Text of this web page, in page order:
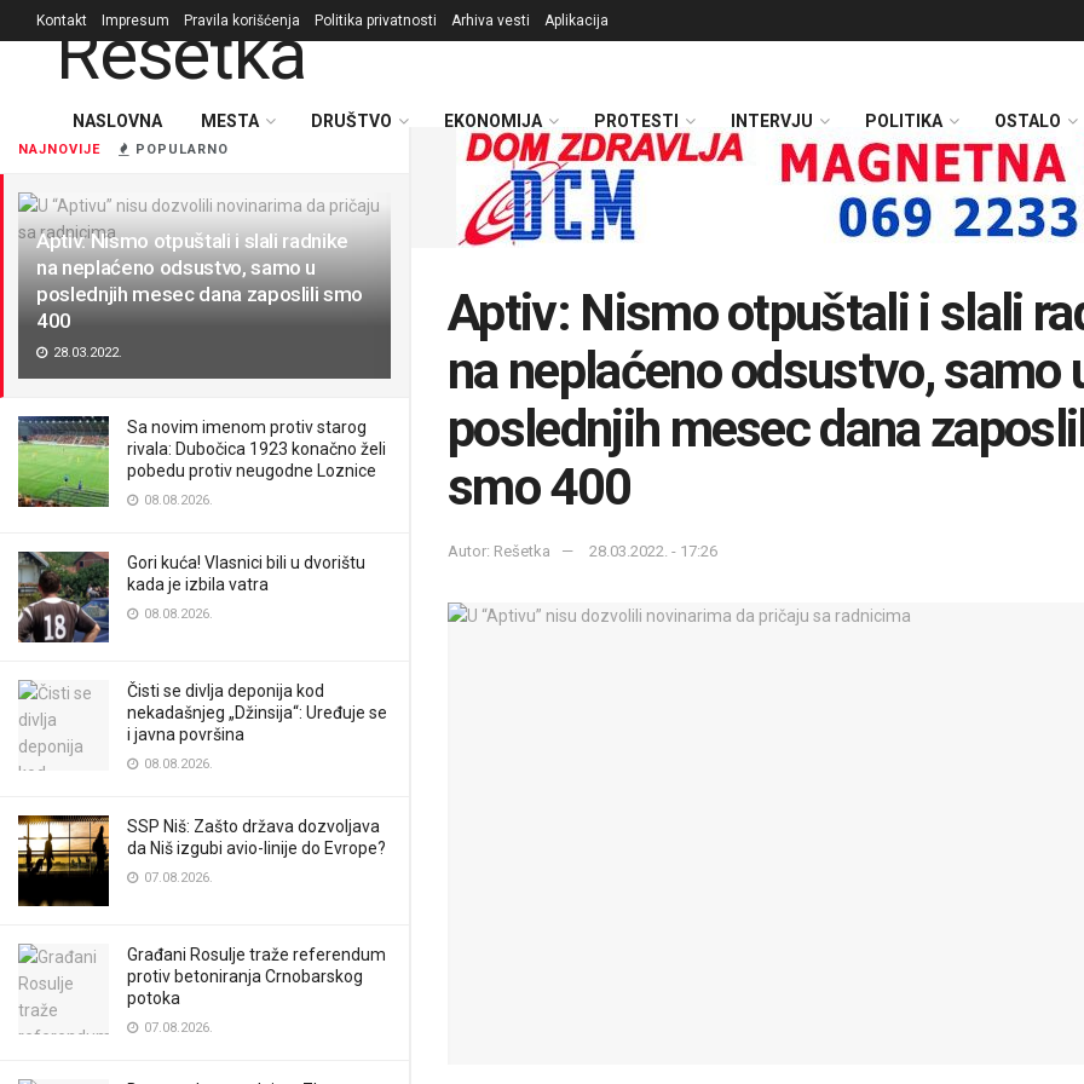
NAJNOVIJE POPULARNO
Aptiv: Nismo otpuštali i slali radnike
na neplaćeno odsustvo, samo u
poslednjih mesec dana zaposlili smo
400
28.03.2022.
Sa novim imenom protiv starog
rivala: Dubočica 1923 konačno želi
pobedu protiv neugodne Loznice
08.08.2026.
Gori kuća! Vlasnici bili u dvorištu
kada je izbila vatra
08.08.2026.
Čisti se divlja deponija kod
nekadašnjeg „Džinsija“: Uređuje se
i javna površina
08.08.2026.
SSP Niš: Zašto država dozvoljava
da Niš izgubi avio-linije do Evrope?
07.08.2026.
Građani Rosulje traže referendum
protiv betoniranja Crnobarskog
potoka
07.08.2026.
Kontakt Impresum Pravila korišćenja Politika privatnosti Arhiva vesti Aplikacija
NASLOVNA MESTA DRUŠTVO EKONOMIJA PROTESTI INTERVJU POLITIKA OSTALO
Aptiv: Nismo otpuštali i slali
na neplaćeno odsustvo, samo
poslednjih mesec dana
smo 400
Autor: Rešetka 28.03.2022. - 17:26